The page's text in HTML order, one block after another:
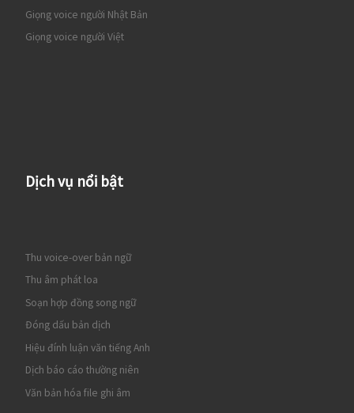
Giọng voice người Nhật Bản
Giọng voice người Việt
Dịch vụ nổi bật
Thu voice-over bản ngữ
Thu âm phát loa
Soạn hợp đồng song ngữ
Đóng dấu bản dịch
Hiệu đính luận văn tiếng Anh
Dịch báo cáo thường niên
Văn bản hóa file ghi âm